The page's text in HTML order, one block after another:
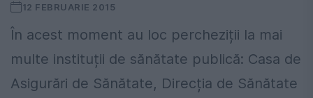
12 FEBRUARIE 2015
În acest moment au loc percheziții la mai
multe instituții de sănătate publică: Casa de
Asigurări de Sănătate, Direcția de Sănătate